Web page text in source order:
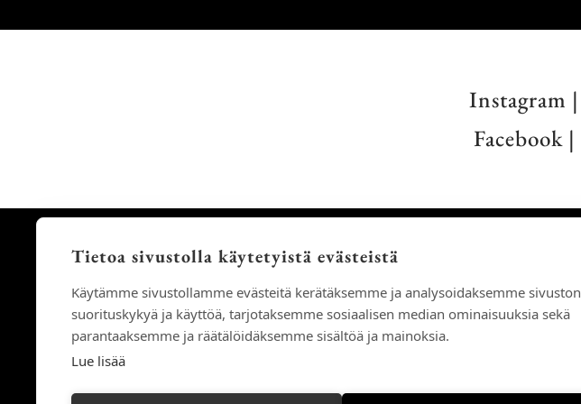
Tietoa sivustolla käytetyistä evästeistä
Käytämme sivustollamme evästeitä kerätäksemme ja analysoidaksemme sivuston
suorituskykyä ja käyttöä, tarjotaksemme sosiaalisen median ominaisuuksia sekä
parantaaksemme ja räätälöidäksemme sisältöä ja mainoksia.
Lue lisää
Instagram |
Facebook |
Annankatu 19,
00120 Helsinki